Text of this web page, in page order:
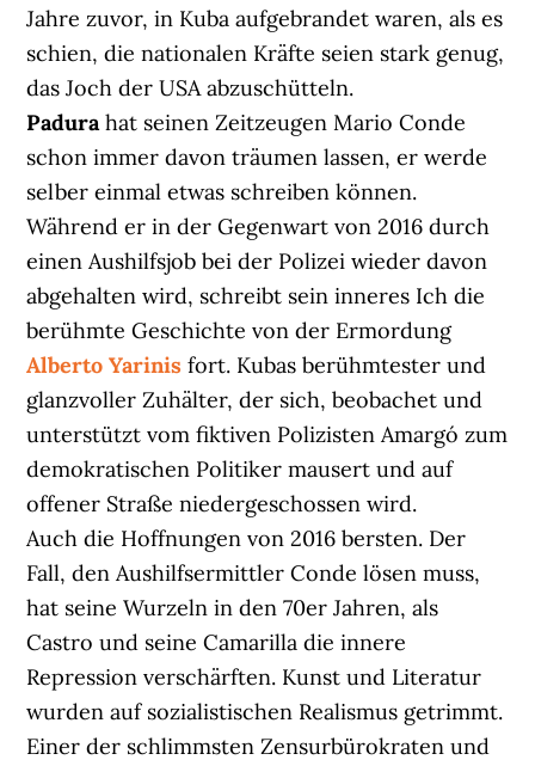
Jahre zuvor, in Kuba aufgebrandet waren, als es
schien, die nationalen Kräfte seien stark genug,
das Joch der USA abzuschütteln.
Padurahat seinen Zeitzeugen Mario Conde
schon immer davon träumen lassen, er werde
selber einmal etwas schreiben können.
Während er in der Gegenwart von 2016 durch
einen Aushilfsjob bei der Polizei wieder davon
abgehalten wird, schreibt sein inneres Ich die
berühmte Geschichte von der Ermordung
Alberto Yarinis fort. Kubas berühmtester und
glanzvoller Zuhälter, der sich, beobachet und
unterstützt vom fiktiven Polizisten Amargó zum
demokratischen Politiker mausert und auf
offener Straße niedergeschossen wird.
Auch die Hoffnungen von 2016 bersten. Der
Fall, den Aushilfsermittler Conde lösen muss,
hat seine Wurzeln in den 70er Jahren, als
Castro und seine Camarilla die innere
Repression verschärften. Kunst und Literatur
wurden auf sozialistischen Realismus getrimmt.
Einer der schlimmsten Zensurbürokraten und